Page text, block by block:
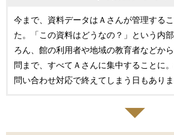
今まで、資料データはＡさんが管理する
た。「この資料はどうなの？」という内
ろん、館の利用者や地域の教育者などか
問まで、すべてＡさんに集中することに
問い合わせ対応で終えてしまう日もありま